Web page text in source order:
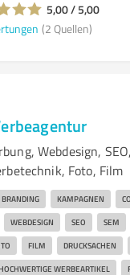
5,00 / 5,00
(2 Quellen)
Webdesign,
Foto, Film
BRANDING KAMPAGNEN
WEBDESIGN SEO SEM
FILM DRUCKSACHEN
WERBEARTIKEL